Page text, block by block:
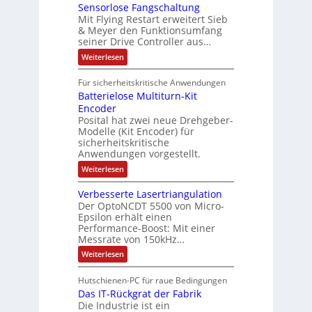
t
t
o
m
a
t
i
o
g
e
w
ä
h
t
e
i
t
s
k
f
t
e
n
d
i
e
r
n
d
4
0
A
-
N
e
t
z
t
e
l
e
ä
l
t
S
c
h
u
t
z
l
a
c
k
b
e
s
c
i
c
Sensorlose Fangschaltung
Mit Flying Restart erweitert Sieb
& Meyer den Funktionsumfang
seiner Drive Controller aus…
Weiterlesen:
S
n
s
l
o
s
e
F
a
n
g
s
c
h
a
l
t
u
n
g
Für sicherheitskritische Anwendungen
Batterielose Multiturn-Kit
Encoder
Posital hat zwei neue Drehgeber-
Modelle (Kit Encoder) für
sicherheitskritische
Anwendungen vorgestellt.
Weiterlesen:
B
t
t
e
r
i
e
l
o
e
M
u
Verbesserte Lasertriangulation
Der OptoNCDT 5500 von Micro-
Epsilon erhält einen
Performance-Boost: Mit einer
Messrate von 150kHz…
Weiterlesen:
V
r
b
e
Hutschienen-PC für raue Bedingungen
Das IT-Rückgrat der Fabrik
Die Industrie ist ein